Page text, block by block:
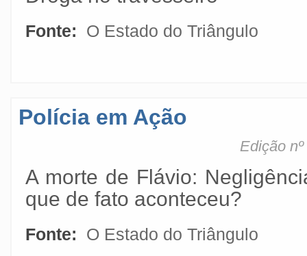
Fonte: O Estado do Triângulo
Polícia em Ação
Edição
A morte de Flávio:
que de fato aconteceu?
Fonte: O Estado do Triângulo